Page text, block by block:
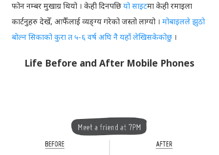
फोन नम्बर मुखाग्र थियो । केही दिनपछियो साइटमा केही रमाइला
कार्टनुहरु देखेँ, आफैँलाई व्यङ्ग्य गरेको जस्तो लाग्यो । मोबाइलले झुठो
बोल्न सिकाको कुरा त ५-६ वर्ष अघि नै यहाँ लेखिसकेकोछु ।
Life Before and After Mobile Phones